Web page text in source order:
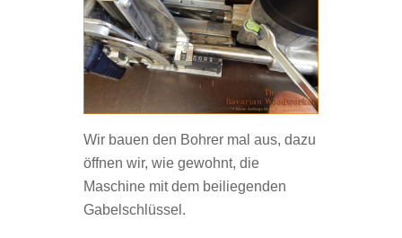
Wir bauen den Bohrer mal aus, dazu
öffnen wir, wie gewohnt, die
Maschine mit dem beiliegenden
Gabelschlüssel.